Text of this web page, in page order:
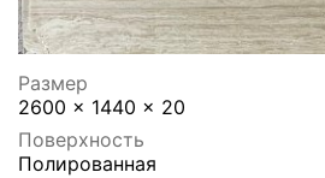
Размер
2600 x 1440 x 20
Поверхность
Полированная